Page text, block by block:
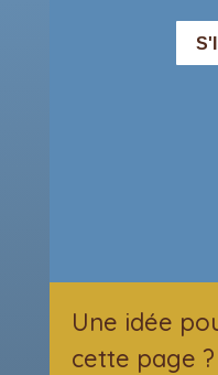
Une idée
cette page ?